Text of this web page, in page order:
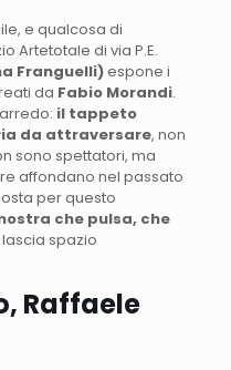
e qualcosa di
Artetotale di via P.E.
Franguelli)espone i
da Fabio Morandi.
il tappeto
da attraversare, non
sono spettatori, ma
affondano nel passato
per questo
che pulsa, che
spazio
Raffaele